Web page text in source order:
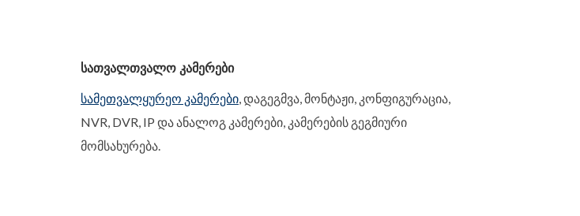
ᲡᲐᲗᲕᲐᲚᲗᲕᲐᲚᲝ ᲙᲐᲛᲔᲠᲔᲑᲘ
სამეთვალყურეო კამერები, დაგეგმვა, მონტაჟი, კონფიგურაცია,
NVR, DVR, IP და ანალოგ კამერები, კამერების გეგმიური
მომსახურება.